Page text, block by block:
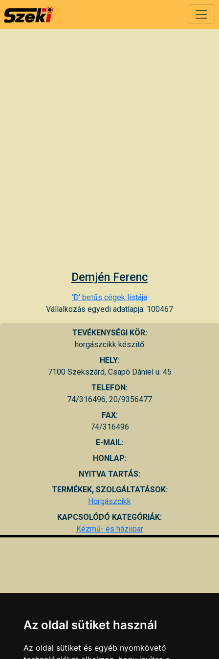
Demjén Ferenc
'D' betűs cégek listája
Vállalkozás egyedi adatlapja: 100467
TEVÉKENYSÉGI KÖR:
horgászcikk készítő
HELY:
7100 Szekszárd, Csapó Dániel u. 45
TELEFON:
74/316496, 20/9356477
FAX:
74/316496
E-MAIL:
HONLAP:
NYITVA TARTÁS:
TERMÉKEK, SZOLGÁLTATÁSOK:
Horgászcikk
KAPCSOLÓDÓ KATEGÓRIÁK:
Kézmű- és háziipar
Az oldal sütiket használ
Az oldal sütiket és egyéb nyomkövető